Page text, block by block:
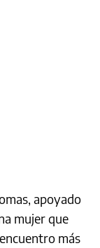
apoyado
mujer que
más